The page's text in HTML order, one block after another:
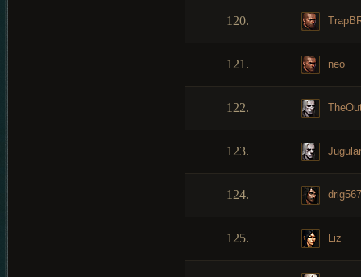
120.
121. neo
122.
123.
124. drig567
125. Liz